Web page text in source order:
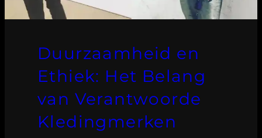
Duurzaamheid en
Ethiek: Het Belang
van Verantwoorde
Kledingmerken